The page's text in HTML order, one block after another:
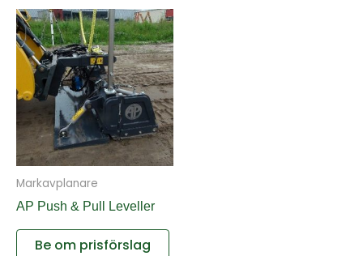
Markavplanare
AP Push & Pull Leveller
Be om prisförslag